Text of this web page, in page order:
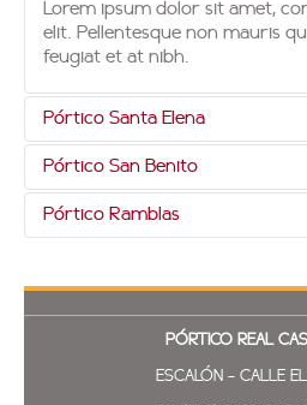
Lorem ipsum dolor sit amet,
elit. Pellentesque non mauris
feugiat et at nibh.
Pórtico Santa Elena
Centro comercial Plaza
Elena, San Salvador.
Cel: 7841-5339
Pórtico San Benito
Centro Comercial San Benito
San Salvador.
Pórtico Ramblas
Merliot, Santa Tecla.
Cel: 7841-5293
PÓRTICO REAL
ESCALÓN - CALLE